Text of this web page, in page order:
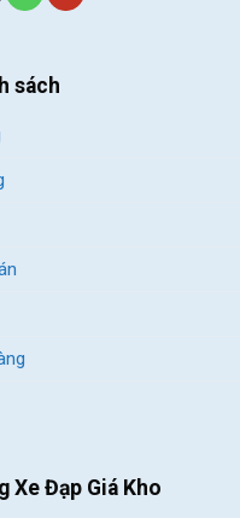
sách
Xe Đạp Giá Kho